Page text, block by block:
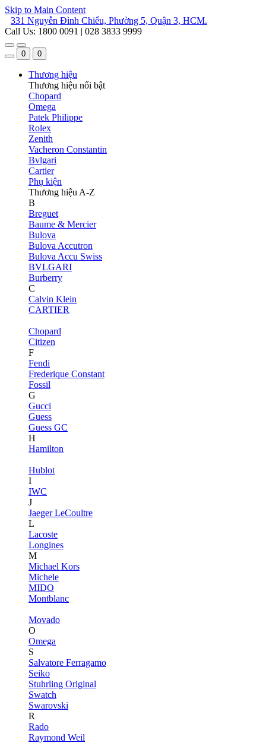
Skip to Main Content
331 Nguyễn Đình Chiểu, Phường 5, Quận 3, HCM.
Call Us: 1800 0091 | 028 3833 9999
0 0
Thương hiệu
Thương hiệu nổi bật
Chopard
Omega
Patek Philippe
Rolex
Zenith
Vacheron Constantin
Bvlgari
Cartier
Phụ kiện
Thương hiệu A-Z
B
Breguet
Baume & Mercier
Bulova
Bulova Accutron
Bulova Accu Swiss
BVLGARI
Burberry
C
Calvin Klein
CARTIER
Chopard
Citizen
F
Fendi
Frederique Constant
Fossil
G
Gucci
Guess
Guess GC
H
Hamilton
Hublot
I
IWC
J
Jaeger LeCoultre
L
Lacoste
Longines
M
Michael Kors
Michele
MIDO
Montblanc
Movado
O
Omega
S
Salvatore Ferragamo
Seiko
Stuhrling Original
Swatch
Swarovski
R
Rado
Raymond Weil